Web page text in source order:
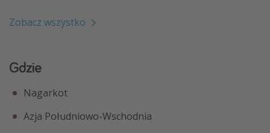
Zobacz wszystko
Gdzie
Nagarkot
Azja Południowo-Wschodnia